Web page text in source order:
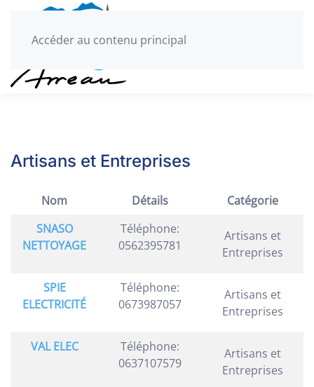
Accéder au contenu principal
Artisans et Entreprises
Nom Détails
Catégorie
SNASO
NETTOYAGE
Téléphone:
0562395781
Artisans et
Entreprises
SPIE
ELECTRICITÉ
Téléphone:
0673987057
Artisans et
Entreprises
VAL ELEC
Téléphone:
0637107579
Artisans et
Entreprises